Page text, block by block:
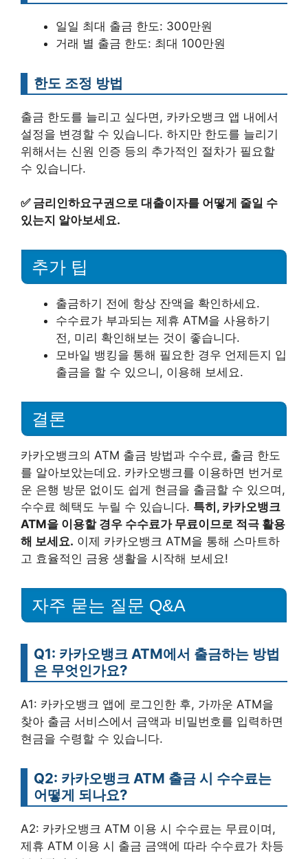
일일 최대 출금 한도: 300만원
거래 별 출금 한도: 최대 100만원
한도 조정 방법
출금 한도를 늘리고 싶다면, 카카오뱅크 앱 내에서
설정을 변경할 수 있습니다. 하지만 한도를 늘리기
위해서는 신원 인증 등의 추가적인 절차가 필요할
수 있습니다.
✅ 금리인하요구권으로 대출이자를 어떻게 줄일 수
있는지 알아보세요.
추가 팁
출금하기 전에 항상 잔액을 확인하세요.
수수료가 부과되는 제휴 ATM을 사용하기
전, 미리 확인해보는 것이 좋습니다.
모바일 뱅킹을 통해 필요한 경우 언제든지 입
출금을 할 수 있으니, 이용해 보세요.
결론
카카오뱅크의 ATM 출금 방법과 수수료, 출금 한도
를 알아보았는데요. 카카오뱅크를 이용하면 번거로
운 은행 방문 없이도 쉽게 현금을 출금할 수 있으며,
수수료 혜택도 누릴 수 있습니다. 특히, 카카오뱅크
ATM을 이용할 경우 수수료가 무료이므로 적극 활용
해 보세요. 이제 카카오뱅크 ATM을 통해 스마트하
고 효율적인 금융 생활을 시작해 보세요!
자주 묻는 질문 Q&A
Q1: 카카오뱅크 ATM에서 출금하는 방법
은 무엇인가요?
A1: 카카오뱅크 앱에 로그인한 후, 가까운 ATM을
찾아 출금 서비스에서 금액과 비밀번호를 입력하면
현금을 수령할 수 있습니다.
Q2: 카카오뱅크 ATM 출금 시 수수료는
어떻게 되나요?
A2: 카카오뱅크 ATM 이용 시 수수료는 무료이며,
제휴 ATM 이용 시 출금 금액에 따라 수수료가 차등